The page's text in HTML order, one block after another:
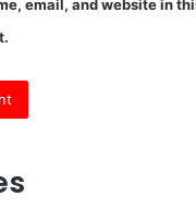
email, and website in